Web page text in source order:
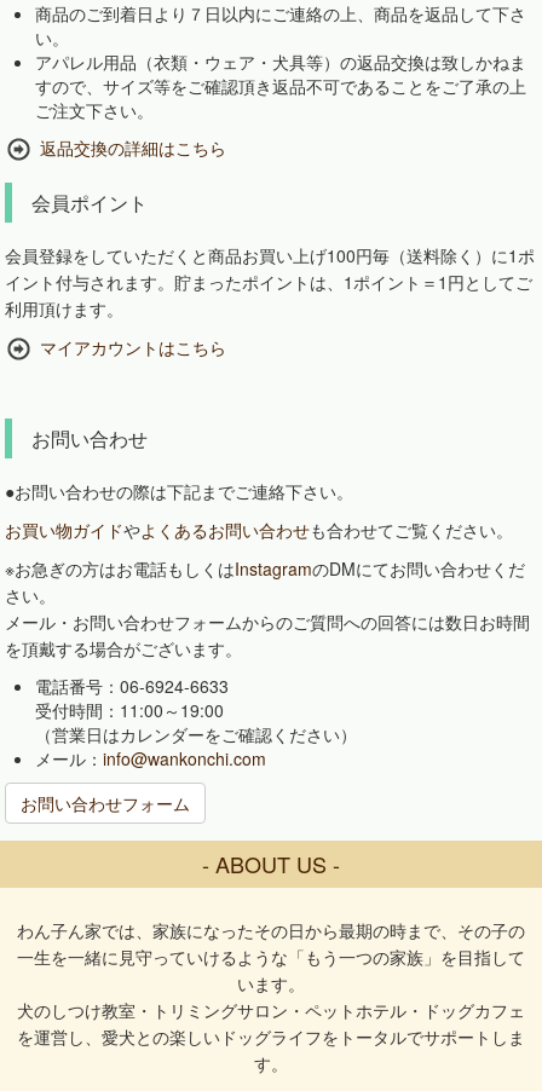
商品のご到着日より７日以内にご連絡の上、商品を返品して下さ
い。
アパレル用品（衣類・ウェア・犬具等）の返品交換は致しかねま
すので、サイズ等をご確認頂き返品不可であることをご了承の上
ご注文下さい。
返品交換の詳細はこちら
会員ポイント
会員登録をしていただくと商品お買い上げ100円毎（送料除く）に1ポ
イント付与されます。貯まったポイントは、1ポイント＝1円としてご
利用頂けます。
マイアカウントはこちら
お問い合わせ
●お問い合わせの際は下記までご連絡下さい。
お買い物ガイドやよくあるお問い合わせも合わせてご覧ください。
※お急ぎの方はお電話もしくはInstagramのDMにてお問い合わせくだ
さい。
メール・お問い合わせフォームからのご質問への回答には数日お時間
を頂戴する場合がございます。
電話番号：06-6924-6633
受付時間：11:00～19:00
（営業日はカレンダーをご確認ください）
メール：info@wankonchi.com
お問い合わせフォーム
- ABOUT US -
わん子ん家では、家族になったその日から最期の時まで、その子の
一生を一緒に見守っていけるような「もう一つの家族」を目指して
います。
犬のしつけ教室・トリミングサロン・ペットホテル・ドッグカフェ
を運営し、愛犬との楽しいドッグライフをトータルでサポートしま
す。